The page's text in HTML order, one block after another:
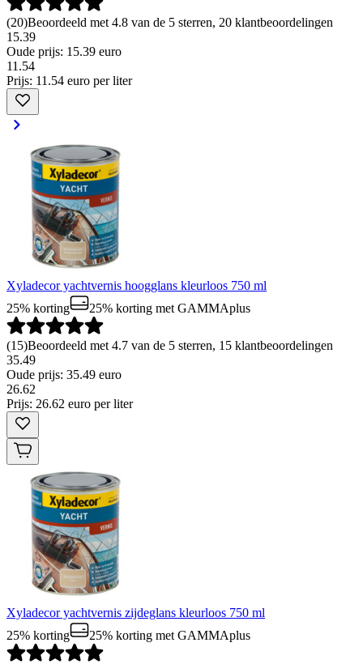
(20)Beoordeeld met 4.8 van de 5 sterren, 20 klantbeoordelingen
15.39
Oude prijs: 15.39 euro
11 .54
Prijs: 11.54 euro per liter
Xyladecor yachtvernis hoogglans kleurloos 750 ml
25% korting
25% korting met GAMMAplus
(15)Beoordeeld met 4.7 van de 5 sterren, 15 klantbeoordelingen
35.49
Oude prijs: 35.49 euro
26.62
Prijs: 26.62 euro per liter
Xyladecor yachtvernis zijdeglans kleurloos 750 ml
25% korting
25% korting met GAMMAplus